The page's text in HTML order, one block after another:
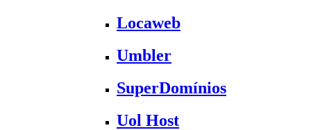
Locaweb
Umbler
SuperDomínios
Uol Host